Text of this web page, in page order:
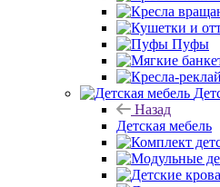
Пуфы
Назад
Детская мебель